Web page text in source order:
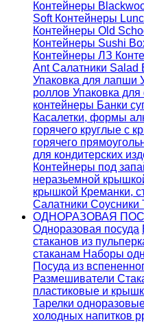
Контейнеры
Soft Контейнеры
Контейнеры Old
Контейнеры Sushi
Контейнеры ЛЗ
AntСалатники Salad
Упаковка для лапши
роллов Упаковка
контейнеры Банки
Касалетки, формы
горячего круглые с
горячего
для кондитерских
Контейнеры под
неразьемной
крышкой Креманки,
Салатники Соусники
ОДНОРАЗОВАЯ
Одноразовая посуда
стаканов из
стаканам Наборы
Посуда из
Размешиватели
пластиковые и
Тарелки
холодных напитков